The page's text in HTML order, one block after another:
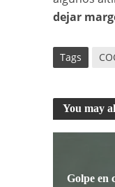
dejar
Tags
You may
Golpe en